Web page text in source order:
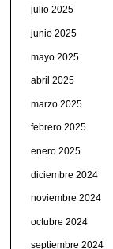
julio 2025
junio 2025
mayo 2025
abril 2025
marzo 2025
febrero 2025
enero 2025
diciembre 2024
noviembre 2024
octubre 2024
septiembre 2024